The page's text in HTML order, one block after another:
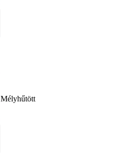
Mélyhűtött